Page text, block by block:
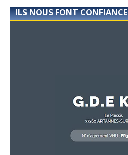
ILS NOUS FONT CONFIANCE